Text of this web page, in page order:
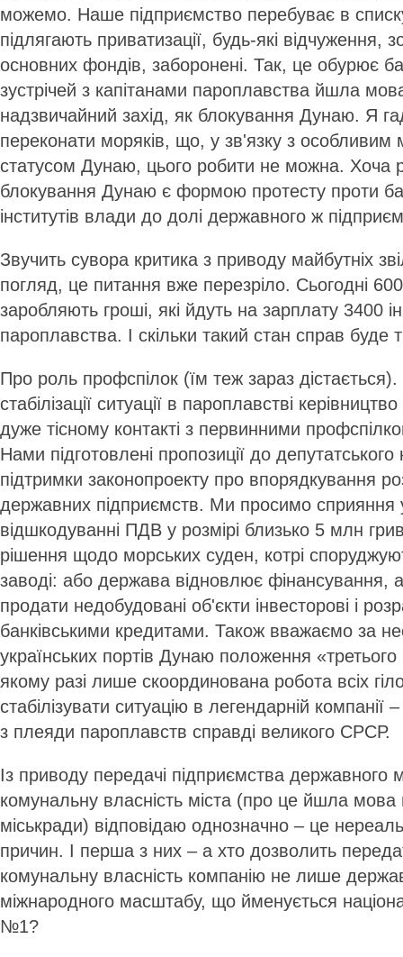
можемо. Наше підприємство перебуває в
підлягають приватизації, будь-які відчуження,
основних фондів, заборонені. Так, це обурює
зустрічей з капітанами пароплавства йшла
надзвичайний захід, як блокування Дунаю. Я
переконати моряків, що, у зв'язку з особливим
статусом Дунаю, цього робити не можна. Хоча
блокування Дунаю є формою протесту проти
інститутів влади до долі державного ж
Звучить сувора критика з приводу майбутніх
погляд, це питання вже перезріло. Сьогодні
заробляють гроші, які йдуть на зарплату 3400
пароплавства. І скільки такий стан справ буде
Про роль профспілок (їм теж зараз
стабілізації ситуації в пароплавстві
дуже тісному контакті з первинними
Нами підготовлені пропозиції до
підтримки законопроекту про впорядкування
державних підприємств. Ми просимо сприяння
відшкодуванні ПДВ у розмірі близько 5 млн
рішення щодо морських суден, котрі
заводі: або держава відновлює фінансування,
продати недобудовані об'єкти інвесторові і
банківськими кредитами. Також вважаємо за
українських портів Дунаю положення
якому разі лише скоординована робота всіх
стабілізувати ситуацію в легендарній компанії
з плеяди пароплавств справді великого СРСР.
Із приводу передачі підприємства державного
комунальну власність міста (про це йшла мова
міськради) відповідаю однозначно – це
причин. І перша з них – а хто дозволить
комунальну власність компанію не лише
міжнародного масштабу, що йменується
№1?